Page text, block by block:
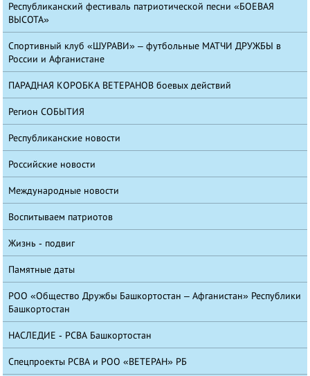
Республиканский фестиваль патриотической песни «БОЕВАЯ
ВЫСОТА»
Спортивный клуб «ШУРАВИ» – футбольные МАТЧИ ДРУЖБЫ в
России и Афганистане
ПАРАДНАЯ КОРОБКА ВЕТЕРАНОВ боевых действий
Регион СОБЫТИЯ
Республиканские новости
Российские новости
Международные новости
Воспитываем патриотов
Жизнь - подвиг
Памятные даты
РОО «Общество Дружбы Башкортостан – Афганистан» Республики
Башкортостан
НАСЛЕДИЕ - РСВА Башкортостан
Спецпроекты РСВА и РОО «ВЕТЕРАН» РБ